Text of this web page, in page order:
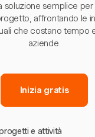
soluzione semplice
affrontando le
che costano tempo
aziende.
Inizia gratis
e attività